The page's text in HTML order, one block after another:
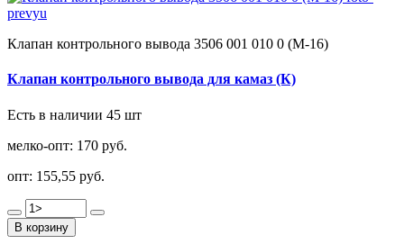
Клапан контрольного вывода 3506 001 010 0 (М-16)
Клапан контрольного вывода для камаз (К)
Есть в наличии 45 шт
мелко-опт: 170 руб.
опт: 155,55 руб.
В корзину